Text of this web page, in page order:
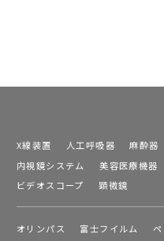
X線装置 人工呼吸器 麻酔器
内視鏡システム
美容医療機器
ビデオスコープ
顕微鏡
オリンパス 富士フイルム